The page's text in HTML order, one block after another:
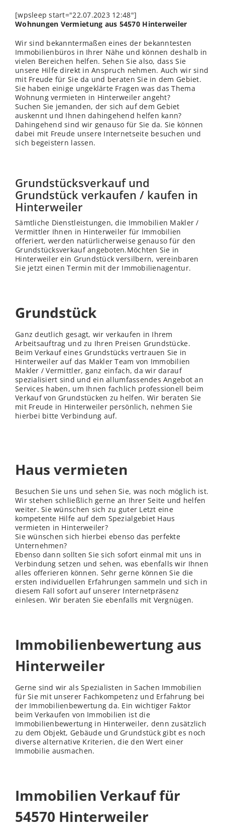
[wpsleep start="22.07.2023 12:48"]
Wohnungen Vermietung aus 54570 Hinterweiler
Wir sind bekanntermaßen eines der bekanntesten
Immobilienbüros in Ihrer Nähe und können deshalb in
vielen Bereichen helfen. Sehen Sie also, dass Sie
unsere Hilfe direkt in Anspruch nehmen. Auch wir sind
mit Freude für Sie da und beraten Sie in dem Gebiet.
Sie haben einige ungeklärte Fragen was das Thema
Wohnung vermieten in Hinterweiler angeht?
Suchen Sie jemanden, der sich auf dem Gebiet
auskennt und Ihnen dahingehend helfen kann?
Dahingehend sind wir genauso für Sie da. Sie können
dabei mit Freude unsere Internetseite besuchen und
sich begeistern lassen.
Grundstücksverkauf und
Grundstück verkaufen / kaufen in
Hinterweiler
Sämtliche Dienstleistungen, die Immobilien Makler /
Vermittler Ihnen in Hinterweiler für Immobilien
offeriert, werden natürlicherweise genauso für den
Grundstücksverkauf angeboten.Möchten Sie in
Hinterweiler ein Grundstück versilbern, vereinbaren
Sie jetzt einen Termin mit der Immobilienagentur.
Grundstück
Ganz deutlich gesagt, wir verkaufen in Ihrem
Arbeitsauftrag und zu Ihren Preisen Grundstücke.
Beim Verkauf eines Grundstücks vertrauen Sie in
Hinterweiler auf das Makler Team von Immobilien
Makler / Vermittler, ganz einfach, da wir darauf
spezialisiert sind und ein allumfassendes Angebot an
Services haben, um Ihnen fachlich professionell beim
Verkauf von Grundstücken zu helfen. Wir beraten Sie
mit Freude in Hinterweiler persönlich, nehmen Sie
hierbei bitte Verbindung auf.
Haus vermieten
Besuchen Sie uns und sehen Sie, was noch möglich ist.
Wir stehen schließlich gerne an Ihrer Seite und helfen
weiter. Sie wünschen sich zu guter Letzt eine
kompetente Hilfe auf dem Spezialgebiet Haus
vermieten in Hinterweiler?
Sie wünschen sich hierbei ebenso das perfekte
Unternehmen?
Ebenso dann sollten Sie sich sofort einmal mit uns in
Verbindung setzen und sehen, was ebenfalls wir Ihnen
alles offerieren können. Sehr gerne können Sie die
ersten individuellen Erfahrungen sammeln und sich in
diesem Fall sofort auf unserer Internetpräsenz
einlesen. Wir beraten Sie ebenfalls mit Vergnügen.
Immobilienbewertung aus
Hinterweiler
Gerne sind wir als Spezialisten in Sachen Immobilien
für Sie mit unserer Fachkompetenz und Erfahrung bei
der Immobilienbewertung da. Ein wichtiger Faktor
beim Verkaufen von Immobilien ist die
Immobilienbewertung in Hinterweiler, denn zusätzlich
zu dem Objekt, Gebäude und Grundstück gibt es noch
diverse alternative Kriterien, die den Wert einer
Immobilie ausmachen.
Immobilien Verkauf für
54570 Hinterweiler